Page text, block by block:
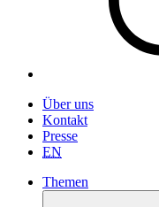
Über uns
Kontakt
Presse
EN
Themen